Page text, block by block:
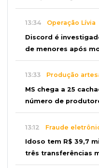
13:34 Operação Lívia
Discord é
de menores após
13:33 Produção
MS chega a 25
número de
13:12 Fraude
Idoso tem R$ 39,7
três transferências